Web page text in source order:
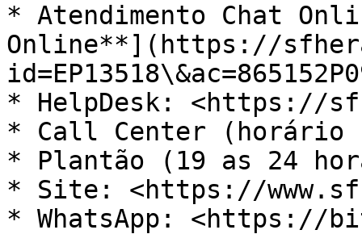
* Atendimento Chat
Online**](https://
* HelpDesk: <https://
* Call Center (horário
* Plantão (19 as 24
* Site: <https://
* WhatsApp: <https://